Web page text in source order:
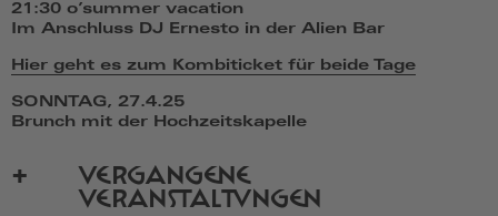
21:30 o’summer vacation
Im Anschluss DJ Ernesto in der Alien Bar
Hier geht es zum Kombiticket für beide Tage
SONNTAG, 27.4.25
Brunch mit der Hochzeitskapelle
VERGANGENE
VERANSTALTUNGEN